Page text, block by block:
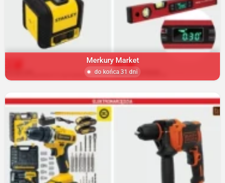
Merkury Market
do końca 31 dni